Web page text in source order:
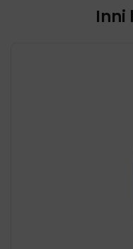
Inni